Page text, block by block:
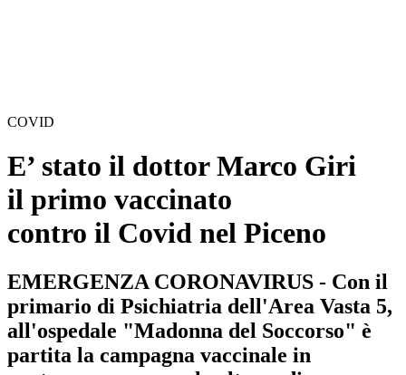
COVID
E’ stato il dottor Marco Giri
il primo vaccinato
contro il Covid nel Piceno
EMERGENZA CORONAVIRUS - Con il
primario di Psichiatria dell'Area Vasta 5,
all'ospedale "Madonna del Soccorso" è
partita la campagna vaccinale in